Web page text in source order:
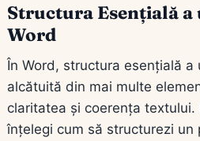
Structura Esențială
Word
În Word, structura esențială
alcătuită din mai multe
claritatea și coerența textului.
înțelegi cum să structurezi un